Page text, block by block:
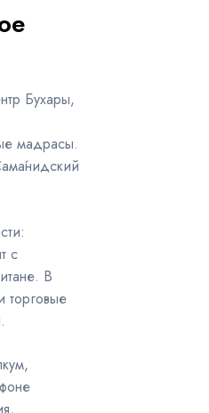
Бухары,
мадрасы.
с
В
торговые